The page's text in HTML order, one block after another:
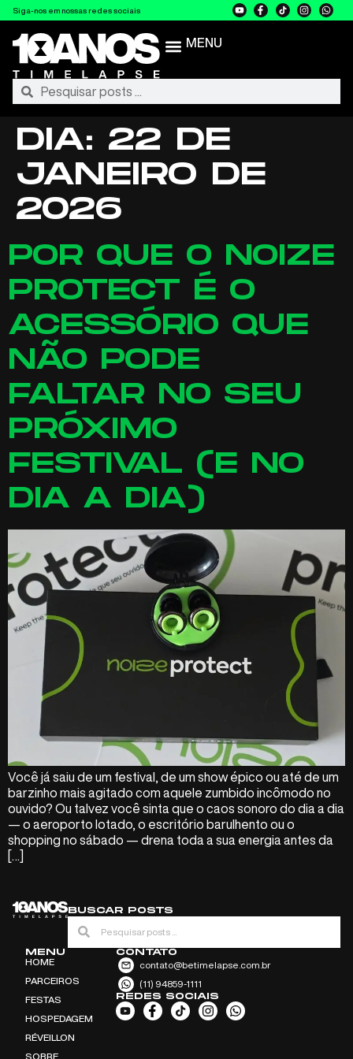
Siga-nos em nossas redes sociais
MENU
DIA: 22 DE
JANEIRO DE
2026
POR QUE O NOIZE
PROTECT É O
ACESSÓRIO QUE
NÃO PODE
FALTAR NO SEU
PRÓXIMO
FESTIVAL (E NO
DIA A DIA)
Você já saiu de um festival, de um show épico ou até de um
barzinho mais agitado com aquele zumbido incômodo no
ouvido? Ou talvez você sinta que o caos sonoro do dia a dia
— o aeroporto lotado, o escritório barulhento ou o
shopping no sábado — drena toda a sua energia antes da
[…]
BUSCAR POSTS
MENU
HOME
PARCEIROS
FESTAS
HOSPEDAGEM
RÉVEILLON
SOBRE
CONTATO
contato@betimelapse.com.br
(11) 94859-1111
REDES SOCIAIS